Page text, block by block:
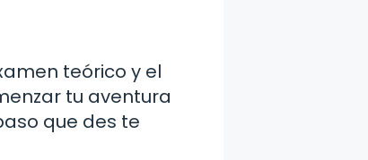
teórico y el
tu aventura
que des te